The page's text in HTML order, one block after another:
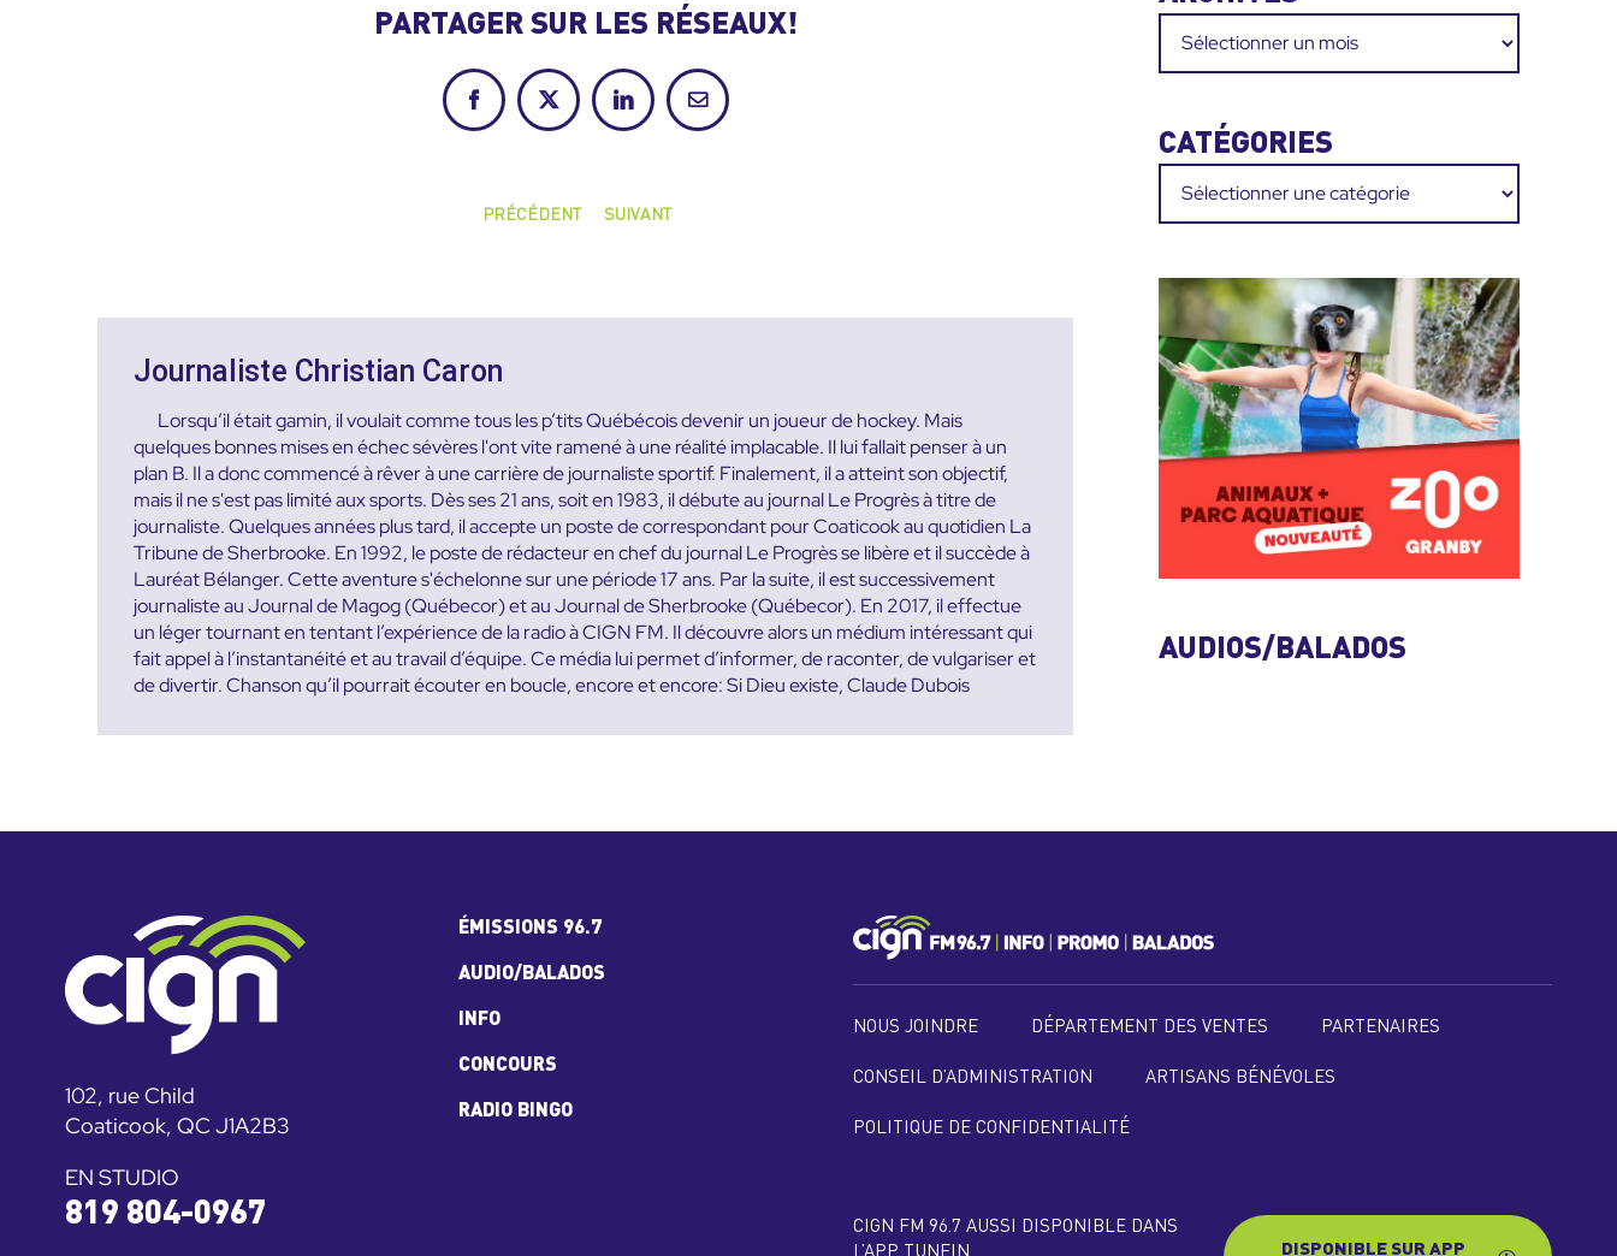
PARTAGER SUR LES RÉSEAUX!
FacebookX LinkedInCourriel
PRÉCÉDENT SUIVANT
Journaliste Christian Caron
Lorsqu’il était gamin, il voulait comme tous les p’tits Québécois devenir un joueur de hockey. Mais
quelques bonnes mises en échec sévères l'ont vite ramené à une réalité implacable. Il lui fallait penser à un
plan B. Il a donc commencé à rêver à une carrière de journaliste sportif. Finalement, il a atteint son objectif,
mais il ne s'est pas limité aux sports. Dès ses 21 ans, soit en 1983, il débute au journal Le Progrès à titre de
journaliste. Quelques années plus tard, il accepte un poste de correspondant pour Coaticook au quotidien La
Tribune de Sherbrooke. En 1992, le poste de rédacteur en chef du journal Le Progrès se libère et il succède à
Lauréat Bélanger. Cette aventure s'échelonne sur une période 17 ans. Par la suite, il est successivement
journaliste au Journal de Magog (Québecor) et au Journal de Sherbrooke (Québecor). En 2017, il effectue
un léger tournant en tentant l’expérience de la radio à CIGN FM. Il découvre alors un médium intéressant qui
fait appel à l’instantanéité et au travail d’équipe. Ce média lui permet d’informer, de raconter, de vulgariser et
de divertir. Chanson qu’il pourrait écouter en boucle, encore et encore: Si Dieu existe, Claude Dubois
Archives
CATÉGORIES
Catégories
AUDIOS/BALADOS
102, rue Child
Coaticook, QC J1A2B3
EN STUDIO
819 804-0967
ÉMISSIONS 96.7
AUDIO/BALADOS
INFO
CONCOURS
RADIO BINGO
NOUS JOINDRE DÉPARTEMENT DES VENTES PARTENAIRES
CONSEIL D’ADMINISTRATION ARTISANS BÉNÉVOLES
POLITIQUE DE CONFIDENTIALITÉ
CIGN FM 96.7 AUSSI DISPONIBLE DANS
DISPONIBLE SUR APP